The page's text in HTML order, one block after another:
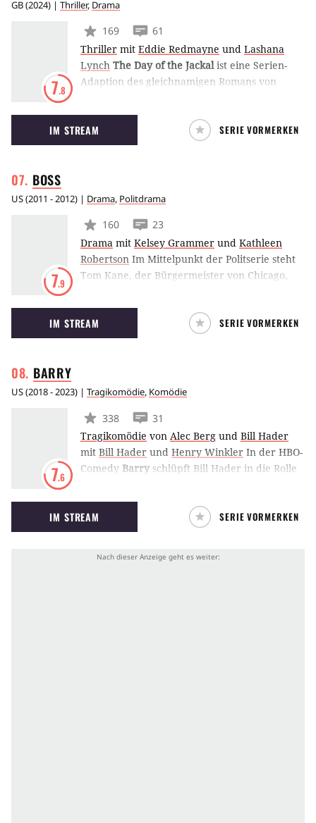
GB(2024) | Thriller, Drama
7.8
169
61
Thriller mit Eddie Redmayne und Lashana
Lynch The Day of the Jackalist eine Serien-
Adaption des gleichnamigen Romans von
der modernen Neuinterpretation die
Hauptrolle des Auftragskillers Schakal, der
von einer rechtsextremen Gruppe angeheuert
IM STREAM SERIE VORMERKEN
BOSS
US(2011 - 2012) | Drama, Politdrama
7.9
160
23
Drama mit Kelsey Grammer und Kathleen
Robertson Im Mittelpunkt der Politserie steht
Tom Kane, der Bürgermeister von Chicago,
diagnostiziert wurde. Fest entschlossen, im
Amt zu bleiben, hält er seine Krankheit vor
jedem geheim, bis auf seine Ärztin Dr Ella
IM STREAM SERIE VORMERKEN
BARRY
US(2018 - 2023) | Tragikomödie, Komödie
7.6
338
31
Tragikomödie von Alec Berg und Bill Hader
mit Bill Hader und Henry Winkler In der HBO-
Comedy Barry schlüpft Bill Hader in die Rolle
seiner Karriere beim Militär als Profikiller
verdingen muss, um über die Runden zu
kommen. Dabei würde er am liebsten einfach
IM STREAM SERIE VORMERKEN